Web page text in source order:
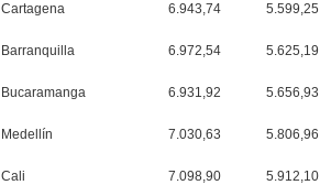
Cartagena 6.943,74 5.599,25
Barranquilla 6.972,54 5.625,19
Bucaramanga 6.931,92 5.656,93
Medellín 7.030,63 5.806,96
Cali 7.098,90 5.912,10